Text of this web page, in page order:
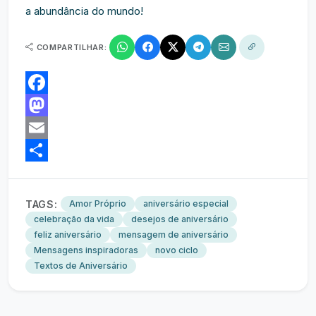
a abundância do mundo!
COMPARTILHAR:
Facebook
Mastodon
Email
TAGS: Amor Próprio
aniversário especial
celebração da vida
desejos de aniversário
feliz aniversário
mensagem de aniversário
Mensagens inspiradoras
novo ciclo
Textos de Aniversário